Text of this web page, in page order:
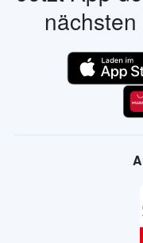
nächsten